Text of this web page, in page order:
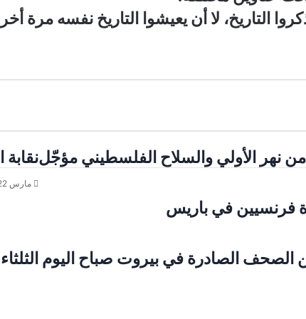
التاريخ، لا أن يعيشوا التاريخ نفسه مرة
نهر الأولي والسلاح الفلسطيني مؤجّل
مارس 22, 2024
فرنسيين في باريس
في بيروت صباح اليوم الثلثاء 13 كانون الاول